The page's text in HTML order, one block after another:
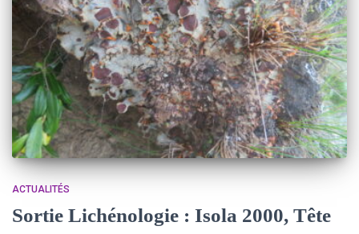
ACTUALITÉS
Sortie Lichénologie : Isola 2000, Tête